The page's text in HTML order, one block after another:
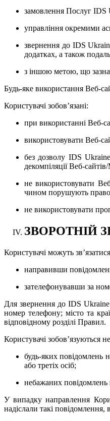
замовлення Послуг IDS
управління окремими
звернення до IDS
додатках, а також
з іншою метою, що
Будь-яке використання Веб-
Користувачі зобов’язані:
при використанні Веб-
використовувати Веб-
без дозволу IDS
декомпіляції Веб-
не використовувати
чином порушують право
не використовувати
ЗВОРОТНІЙ
Користувачі можуть
направивши
зателефонувавши за
Для звернення до IDS Ukraine
номер телефону; місто та
відповідному розділі Правил.
Користувачі зобов’язуються
будь-яких повідомлень
або третіх осіб;
небажаних повідомлень
У випадку направлення
надіслали такі